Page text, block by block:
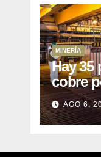
MINERÍA
Hay 35
cobre
puede
AGO 6,